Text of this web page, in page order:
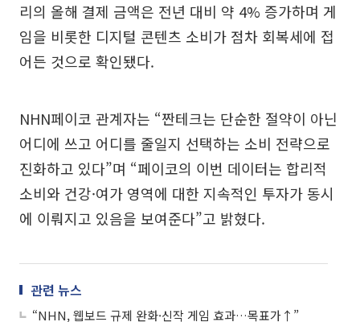
리의 올해 결제 금액은 전년 대비 약 4% 증가하며 게
임을 비롯한 디지털 콘텐츠 소비가 점차 회복세에 접
어든 것으로 확인됐다.
NHN페이코 관계자는 “짠테크는 단순한 절약이 아닌
어디에 쓰고 어디를 줄일지 선택하는 소비 전략으로
진화하고 있다”며 “페이코의 이번 데이터는 합리적
소비와 건강·여가 영역에 대한 지속적인 투자가 동시
에 이뤄지고 있음을 보여준다”고 밝혔다.
관련 뉴스
“NHN, 웹보드 규제 완화·신작 게임 효과…목표가↑”